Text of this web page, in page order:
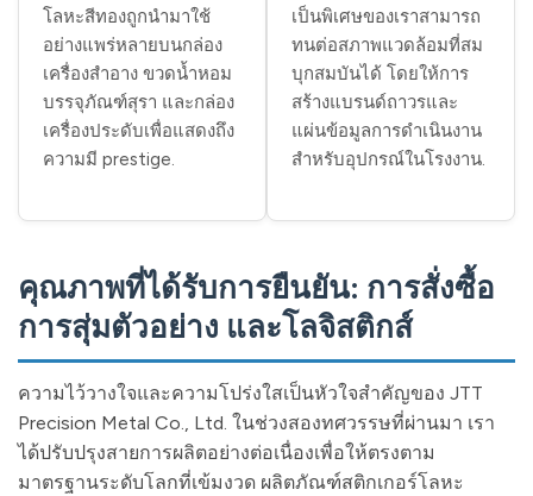
โลหะสีทองถูกนำมาใช้
อย่างแพร่หลายบนกล่อง
เครื่องสำอาง ขวดน้ำหอม
บรรจุภัณฑ์สุรา และกล่อง
เครื่องประดับเพื่อแสดงถึง
ความมี prestige.
เป็นพิเศษของเราสามารถ
ทนต่อสภาพแวดล้อมที่สม
บุกสมบันได้ โดยให้การ
สร้างแบรนด์ถาวรและ
แผ่นข้อมูลการดำเนินงาน
สำหรับอุปกรณ์ในโรงงาน.
คุณภาพที่ได้รับการยืนยัน: การสั่งซื้อ
การสุ่มตัวอย่าง และโลจิสติกส์
ความไว้วางใจและความโปร่งใสเป็นหัวใจสำคัญของ JTT
Precision Metal Co., Ltd. ในช่วงสองทศวรรษที่ผ่านมา เรา
ได้ปรับปรุงสายการผลิตอย่างต่อเนื่องเพื่อให้ตรงตาม
มาตรฐานระดับโลกที่เข้มงวด ผลิตภัณฑ์สติกเกอร์โลหะ